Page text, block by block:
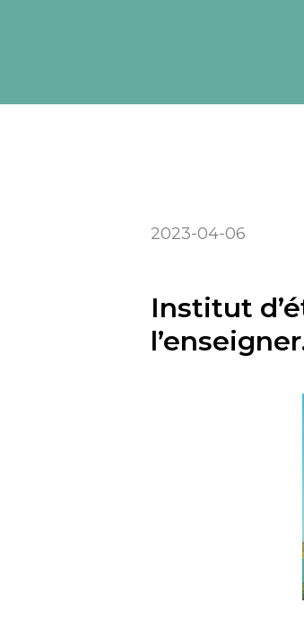
2023-04-06
Institut